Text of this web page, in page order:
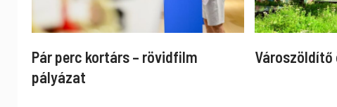
Pár perc kortárs – rövidfilm
pályázat